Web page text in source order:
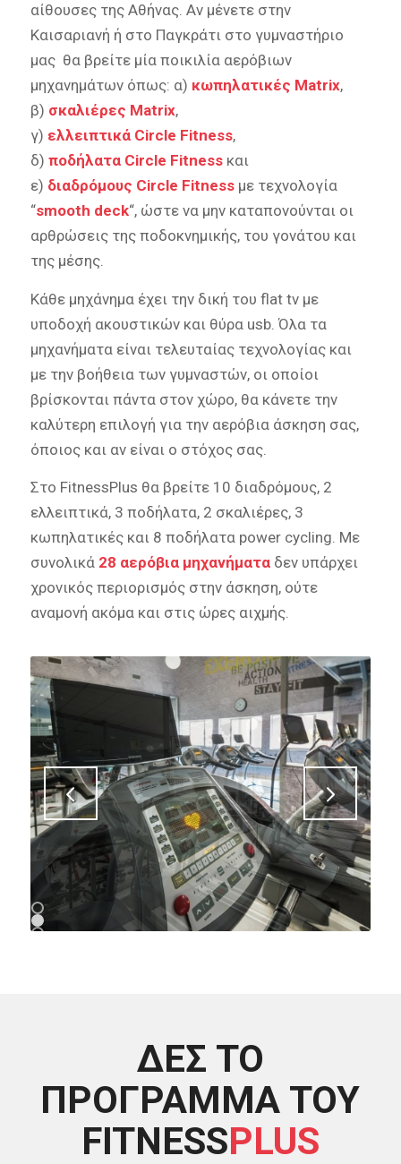
αίθουσες της Αθήνας. Αν μένετε στην
Καισαριανή ή στο Παγκράτι στο γυμναστήριο
μας θα βρείτε μία ποικιλία αερόβιων
μηχανημάτων όπως: α) κωπηλατικές Matrix,
β) σκαλιέρες Matrix,
γ) ελλειπτικά Circle Fitness,
δ) ποδήλατα Circle Fitnessκαι
ε) διαδρόμους Circle Fitness με τεχνολογία
“smooth deck“, ώστε να μην καταπονούνται οι
αρθρώσεις της ποδοκνημικής, του γονάτου και
της μέσης.
Κάθε μηχάνημα έχει την δική του flat tv με
υποδοχή ακουστικών και θύρα usb. Όλα τα
μηχανήματα είναι τελευταίας τεχνολογίας και
με την βοήθεια των γυμναστών, οι οποίοι
βρίσκονται πάντα στον χώρο, θα κάνετε την
καλύτερη επιλογή για την αερόβια άσκηση σας,
όποιος και αν είναι ο στόχος σας.
Στο FitnessPlus θα βρείτε 10 διαδρόμους, 2
ελλειπτικά, 3 ποδήλατα, 2 σκαλιέρες, 3
κωπηλατικές και 8 ποδήλατα power cycling. Με
συνολικά 28 αερόβια μηχανήματαδεν υπάρχει
χρονικός περιορισμός στην άσκηση, ούτε
αναμονή ακόμα και στις ώρες αιχμής.
Next
1
2
ΔΕΣ ΤΟ
ΠΡΌΓΡΑΜΜΑ ΤΟΥ
FITNESSPLUS